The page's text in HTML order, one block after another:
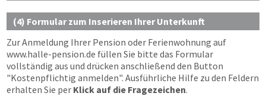
(4) Formular zum Inserieren Ihrer Unterkunft
Zur Anmeldung Ihrer Pension oder Ferienwohnung auf
www.halle-pension.de füllen Sie bitte das Formular
vollständig aus und drücken anschließend den Button
"Kostenpflichtig anmelden". Ausführliche Hilfe zu den Feldern
erhalten Sie per Klick auf die Fragezeichen.